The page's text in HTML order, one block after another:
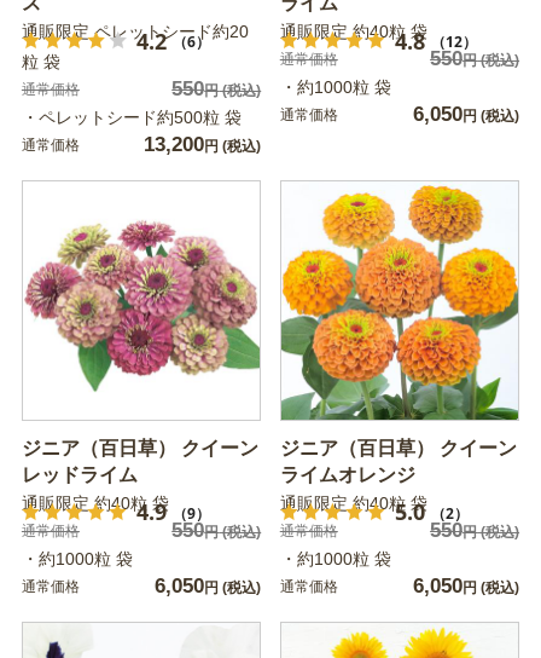
4.2 （6）
通販限定 ペレットシード約20
粒 袋
通常価格 550円(税込)
・ペレットシード約500粒 袋
通常価格 13,200円 (税込)
4.8 （12）
通販限定 約40粒 袋
通常価格 550円(税込)
・約1000粒 袋
通常価格 6,050円 (税込)
ジニア（百日草） クイーン
レッドライム
4.9 （9）
通販限定 約40粒 袋
通常価格 550円(税込)
・約1000粒 袋
通常価格 6,050円 (税込)
ジニア（百日草） クイーン
ライムオレンジ
5.0 （2）
通販限定 約40粒 袋
通常価格 550円(税込)
・約1000粒 袋
通常価格 6,050円 (税込)